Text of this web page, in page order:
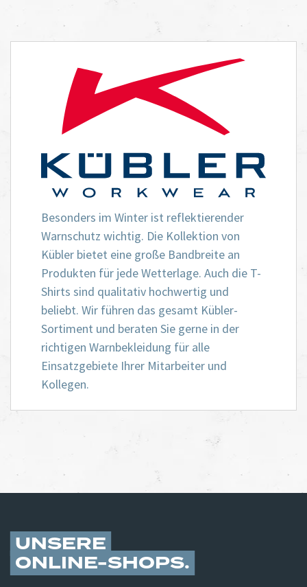
Besonders im Winter ist reflektierender
Warnschutz wichtig. Die Kollektion von
Kübler bietet eine große Bandbreite an
Produkten für jede Wetterlage. Auch die T-
Shirts sind qualitativ hochwertig und
beliebt. Wir führen das gesamt Kübler-
Sortiment und beraten Sie gerne in der
richtigen Warnbekleidung für alle
Einsatzgebiete Ihrer Mitarbeiter und
Kollegen.
UNSERE
ONLINE-SHOPS